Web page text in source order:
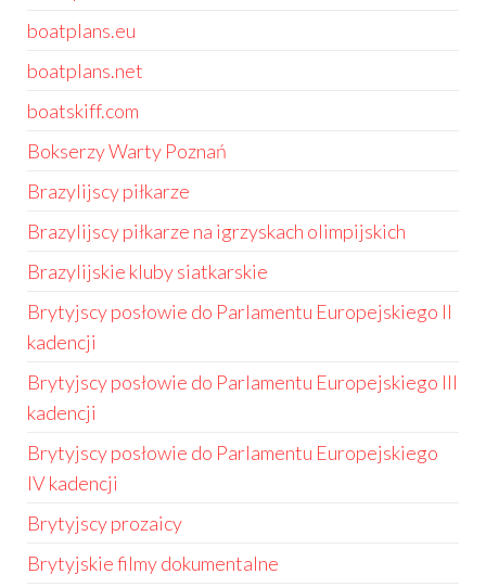
boatplans.eu
boatplans.net
boatskiff.com
Bokserzy Warty Poznań
Brazylijscy piłkarze
Brazylijscy piłkarze na igrzyskach olimpijskich
Brazylijskie kluby siatkarskie
Brytyjscy posłowie do Parlamentu Europejskiego II
kadencji
Brytyjscy posłowie do Parlamentu Europejskiego III
kadencji
Brytyjscy posłowie do Parlamentu Europejskiego
IV kadencji
Brytyjscy prozaicy
Brytyjskie filmy dokumentalne